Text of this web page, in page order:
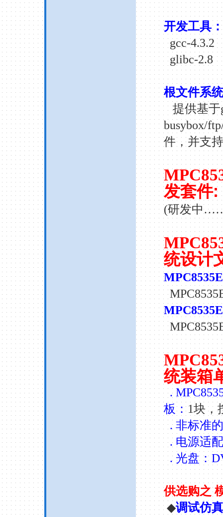
开发工具：
gcc-4.3.2
glibc-2.8
根文件系统
提供基于
busybox/
件，并支
发套件:
(研发中
统设计
统装箱
.
板：1块，
. 非标准
. 电源适
. 光盘：
供选购之
◆调试仿